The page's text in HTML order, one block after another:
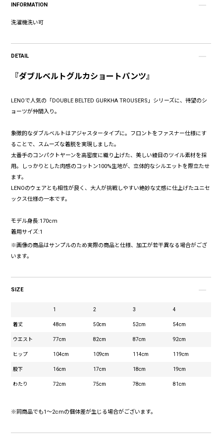
INFORMATION
洗濯機洗い可
DETAIL
『ダブルベルトグルカショートパンツ』
LENOで人気の「DOUBLE BELTED GURKHA TROUSERS」シリーズに、待望のシ
ョーツが仲間入り。
象徴的なダブルベルトはアジャスタータイプに。フロントをファスナー仕様にす
ることで、スムーズな着脱を実現しました。
太番手のコンパクトヤーンを高密度に織り上げた、美しい綾目のツイル素材を採
用。しっかりとした肉感のコットン100%生地が、立体的なシルエットを際立たせ
ます。
LENOのウェアとも相性が良く、大人が挑戦しやすい絶妙な丈感に仕上げたユニセ
ックス仕様の一本です。
モデル身長:170cm
着用サイズ:1
※画像の商品はサンプルのため実際の商品と仕様、加工が若干異なる場合がござ
います。
SIZE
着丈
ウエスト
ヒップ
股下
わたり
1
48cm
77cm
104cm
16cm
72cm
2
50cm
82cm
109cm
17cm
75cm
3
52cm
87cm
114cm
18cm
78cm
4
54cm
92cm
119cm
19cm
81cm
※同商品でも1～2cmの個体差が生じる場合がございます。